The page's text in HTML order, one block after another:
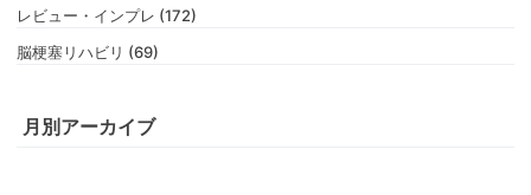
レビュー・インプレ (172)
脳梗塞リハビリ (69)
月別アーカイブ